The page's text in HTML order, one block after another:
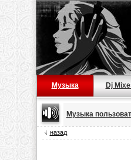
Музыка Dj
Музыка
назад